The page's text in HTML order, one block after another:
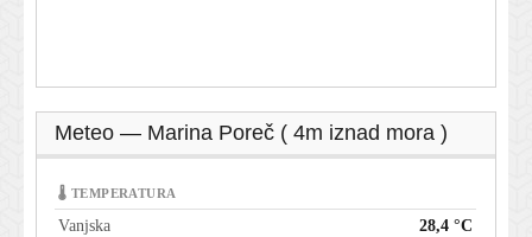
Meteo — Marina Poreč ( 4m iznad mora )
🌡 TEMPERATURA
Vanjska 28,4 °C